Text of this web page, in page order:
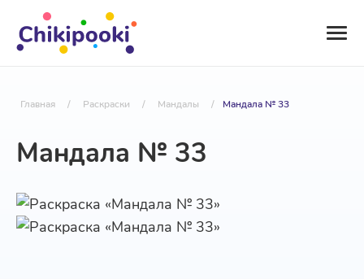
Главная / Раскраски / Мандалы / Мандала № 33
Мандала № 33